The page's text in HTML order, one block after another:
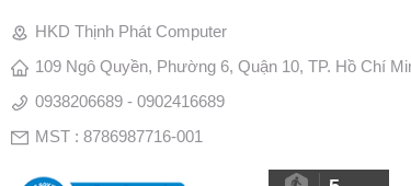
HKD Thịnh Phát Computer
109 Ngô Quyền, Phường 6, Quận 10, TP. Hồ Chí
0938206689 - 0902416689
MST : 8786987716-001